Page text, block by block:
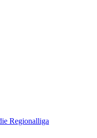
Regionalliga